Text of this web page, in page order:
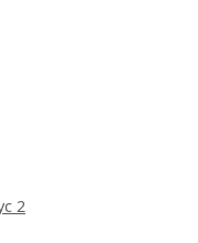
2